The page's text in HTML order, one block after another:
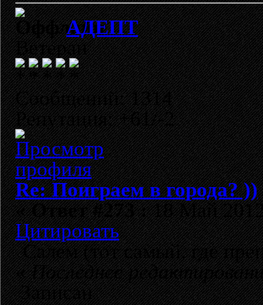
АДЕПТ
Ветеран
Сообщений: 1314
Репутация: +61/-2
Re: Поиграем в города? ))
«Ответ #273 :18 Май
Цитировать
Салем (тот самый, где
«Последнее
Записан